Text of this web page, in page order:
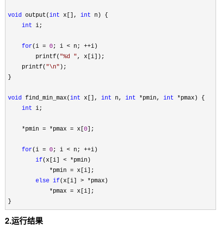
void output(int x[], int n) {
int i;
for(i = 0; i < n; ++i)
        printf(
"%d ", x[i]);
    printf(
"\n" );
}
void find_min_max(int x[], int n, int *pmin, int *pmax) {
int i;
*pmin = *pmax = x[ 0 ];
for(i = 0; i < n; ++i)
if(x[i] < *pmin)
*pmin = x[i];
else if(x[i] > *pmax)
*pmax = x[i];
}
2.运行结果